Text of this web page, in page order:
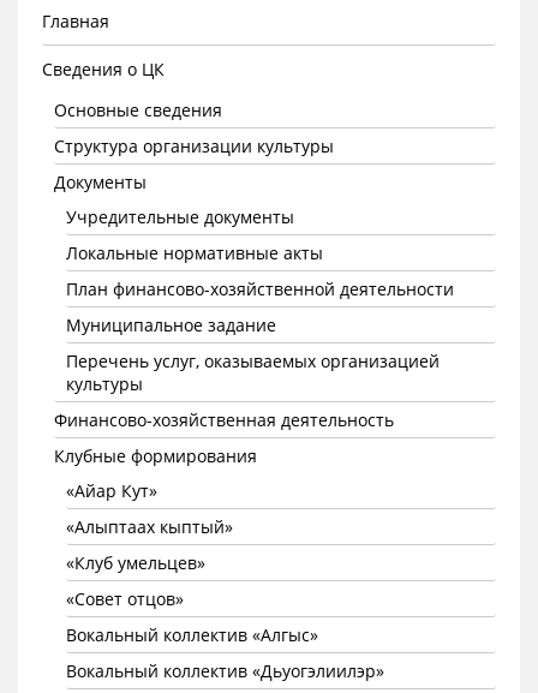
Главная
Сведения о ЦК
Основные сведения
Структура организации культуры
Документы
Учредительные документы
Локальные нормативные акты
План финансово-хозяйственной деятельности
Муниципальное задание
Перечень услуг, оказываемых организацией
культуры
Финансово-хозяйственная деятельность
Клубные формирования
«Айар Кут»
«Алыптаах кыптый»
«Клуб умельцев»
«Совет отцов»
Вокальный коллектив «Алгыс»
Вокальный коллектив «Дьуогэлиилэр»